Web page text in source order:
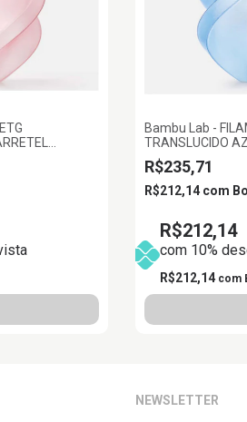
LAB
Bambu Lab -
TRANSLUCIDO
REUTILIZAVEL
R$235,71
R$212,14 com
R$212,14
com 10%
R$212,14 com
NEWSLETTER